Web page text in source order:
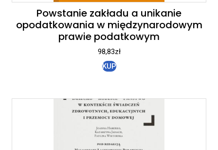
Powstanie zakładu a unikanie
opodatkowania w międzynarodowym
prawie podatkowym
98,83zł
KUP